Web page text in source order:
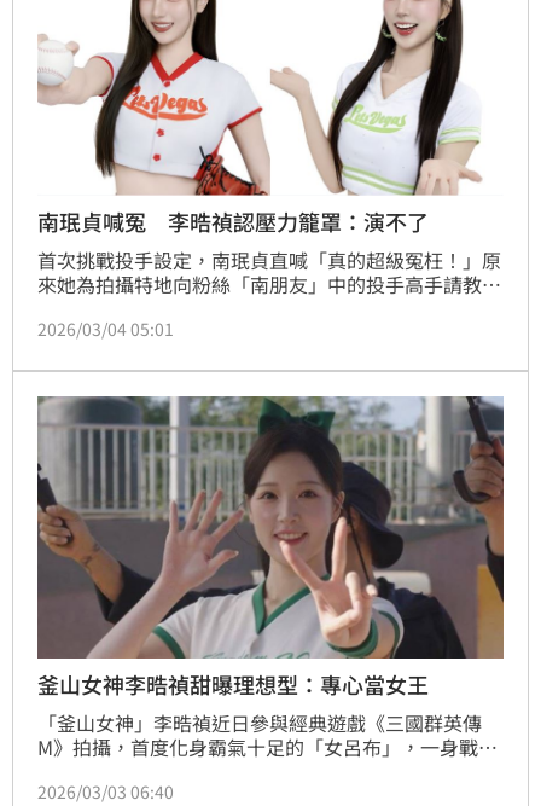
南珉貞喊冤 李晧禎認壓力籠罩：演不了
首次挑戰投手設定，南珉貞直喊「真的超級冤枉！」原
來她為拍攝特地向粉絲「南朋友」中的投手高手請教技
到劇情卻安排她「四壞球保送」。她笑中帶不甘地說：
慾真的差點爆發，心裡一直吶喊：『我明明超強的，為
什麼要演弱啦！』」記者林汝珊
2026/03/04 05:01
釜山女神李晧禎甜曝理想型：專心當女王
「釜山女神」李晧禎近日參與經典遊戲《三國群英傳
M》拍攝，首度化身霸氣十足的「女呂布」，一身戰袍
能變身經典角色，她直呼相當榮幸，「三國題材本身就
2026/03/03 06:40